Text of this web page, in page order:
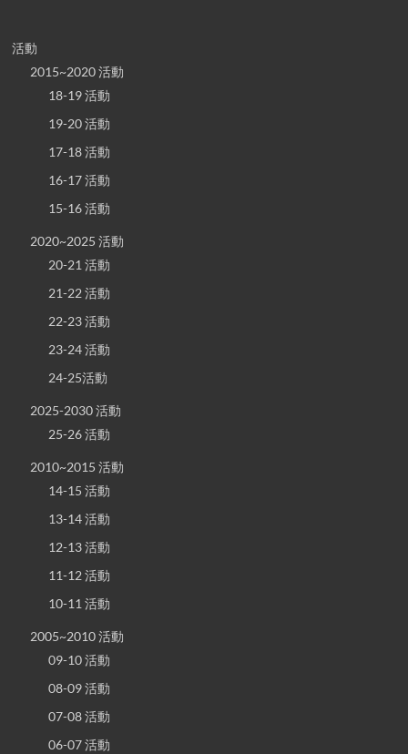
活動
2015~2020 活動
18-19 活動
19-20 活動
17-18 活動
16-17 活動
15-16 活動
2020~2025 活動
20-21 活動
21-22 活動
22-23 活動
23-24 活動
24-25活動
2025-2030 活動
25-26 活動
2010~2015 活動
14-15 活動
13-14 活動
12-13 活動
11-12 活動
10-11 活動
2005~2010 活動
09-10 活動
08-09 活動
07-08 活動
06-07 活動